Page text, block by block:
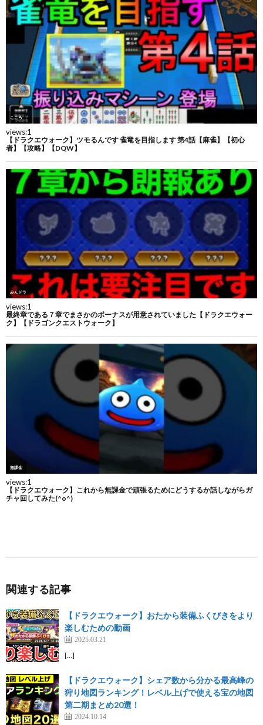
関連する記事
【ドラクエウォーク】おたから装備ふくびきをより
楽しむための動画
2025.03.21
[…]
【ドラクエウォーク】シェア数から分かる最高峰の
狩り地図ランキング！レベル上げで使える宝の地図
第二期まとめ20選！
2024.10.14